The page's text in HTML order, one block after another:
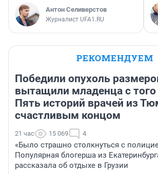
Антон Селиверстов
Журналист UFA1.RU
РЕКОМЕНДУЕМ
Победили опухоль
вытащили младенца с того
Пять историй врачей из
счастливым концом
21 час 15 069 4
«Было страшно столкнуться с
Популярная блогерша из
рассказала об отдыхе в Грузии